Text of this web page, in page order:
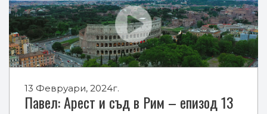
13 Февруари, 2024г.
Павел: Арест и съд в Рим – епизод 13